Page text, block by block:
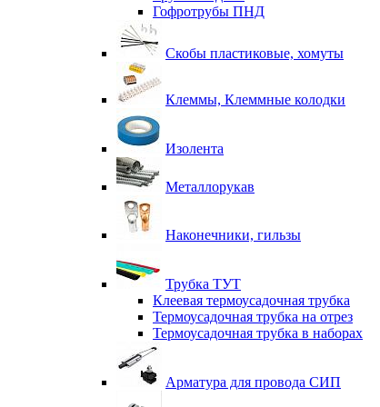
Гофротрубы ПНД
Скобы пластиковые, хомуты
Клеммы, Клеммные колодки
Изолента
Металлорукав
Наконечники, гильзы
Трубка ТУТ
Клеевая термоусадочная трубка
Термоусадочная трубка на отрез
Термоусадочная трубка в наборах
Арматура для провода СИП